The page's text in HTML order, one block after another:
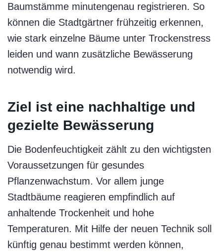
Baumstämme minutengenau registrieren. So
können die Stadtgärtner frühzeitig erkennen,
wie stark einzelne Bäume unter Trockenstress
leiden und wann zusätzliche Bewässerung
notwendig wird.
Ziel ist eine nachhaltige und
gezielte Bewässerung
Die Bodenfeuchtigkeit zählt zu den wichtigsten
Voraussetzungen für gesundes
Pflanzenwachstum. Vor allem junge
Stadtbäume reagieren empfindlich auf
anhaltende Trockenheit und hohe
Temperaturen. Mit Hilfe der neuen Technik soll
künftig genau bestimmt werden können,